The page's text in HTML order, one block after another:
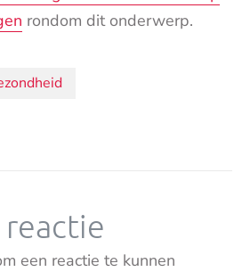
rondom dit onderwerp.
reactie
een reactie te kunnen